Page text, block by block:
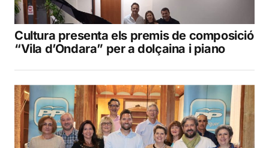
Cultura presenta els premis de composició
“Vila d’Ondara” per a dolçaina i piano